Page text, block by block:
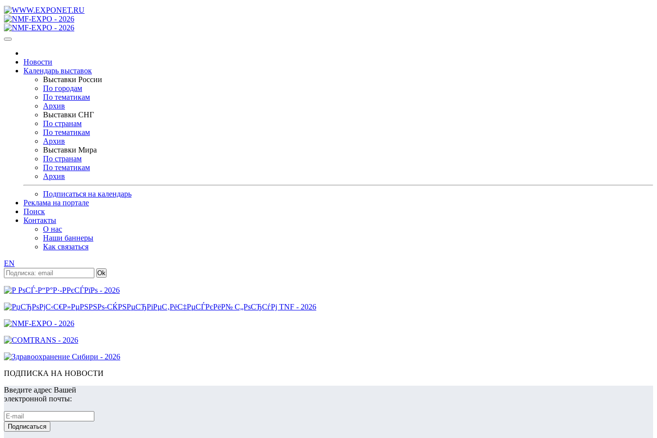
Новости
Календарь выставок
Выставки России
По городам
По тематикам
Архив
Выставки СНГ
По странам
По тематикам
Архив
Выставки Мира
По странам
По тематикам
Архив
Подписаться на календарь
Реклама на портале
Поиск
Контакты
О нас
Наши баннеры
Как связаться
EN
ПОДПИСКА НА НОВОСТИ
Введите адрес Вашей
электронной почты: